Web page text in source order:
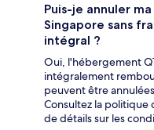
Puis-je annuler
Singapore sans
intégral ?
Oui, l'hébergement
intégralement
peuvent être
Consultez la
de détails sur les